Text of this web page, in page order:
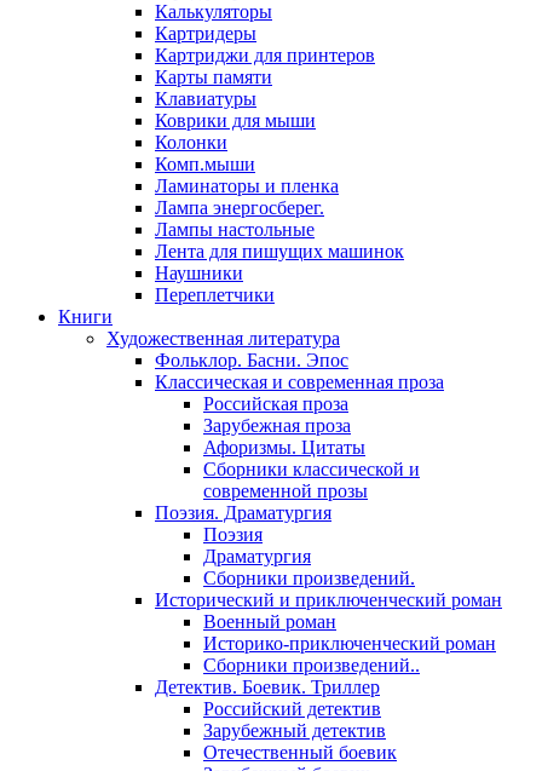
Калькуляторы
Картридеры
Картриджи для принтеров
Карты памяти
Клавиатуры
Коврики для мыши
Колонки
Комп.мыши
Ламинаторы и пленка
Лампа энергосберег.
Лампы настольные
Лента для пишущих машинок
Наушники
Переплетчики
Книги
Художественная литература
Фольклор. Басни. Эпос
Классическая и современная проза
Российская проза
Зарубежная проза
Афоризмы. Цитаты
Сборники классической и
современной прозы
Поэзия. Драматургия
Поэзия
Драматургия
Сборники произведений.
Исторический и приключенческий роман
Военный роман
Историко-приключенческий роман
Сборники произведений..
Детектив. Боевик. Триллер
Российский детектив
Зарубежный детектив
Отечественный боевик